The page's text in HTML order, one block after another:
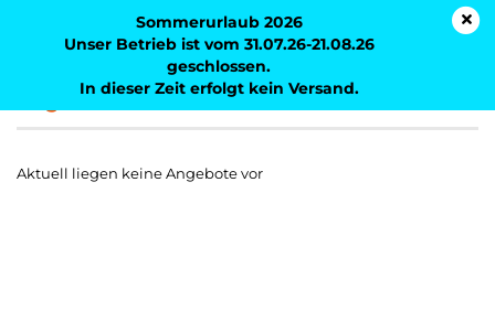
Sommerurlaub 2026
Unser Betrieb ist vom 31.07.26-21.08.26
geschlossen.
In dieser Zeit erfolgt kein Versand.
Angebote
Aktuell liegen keine Angebote vor